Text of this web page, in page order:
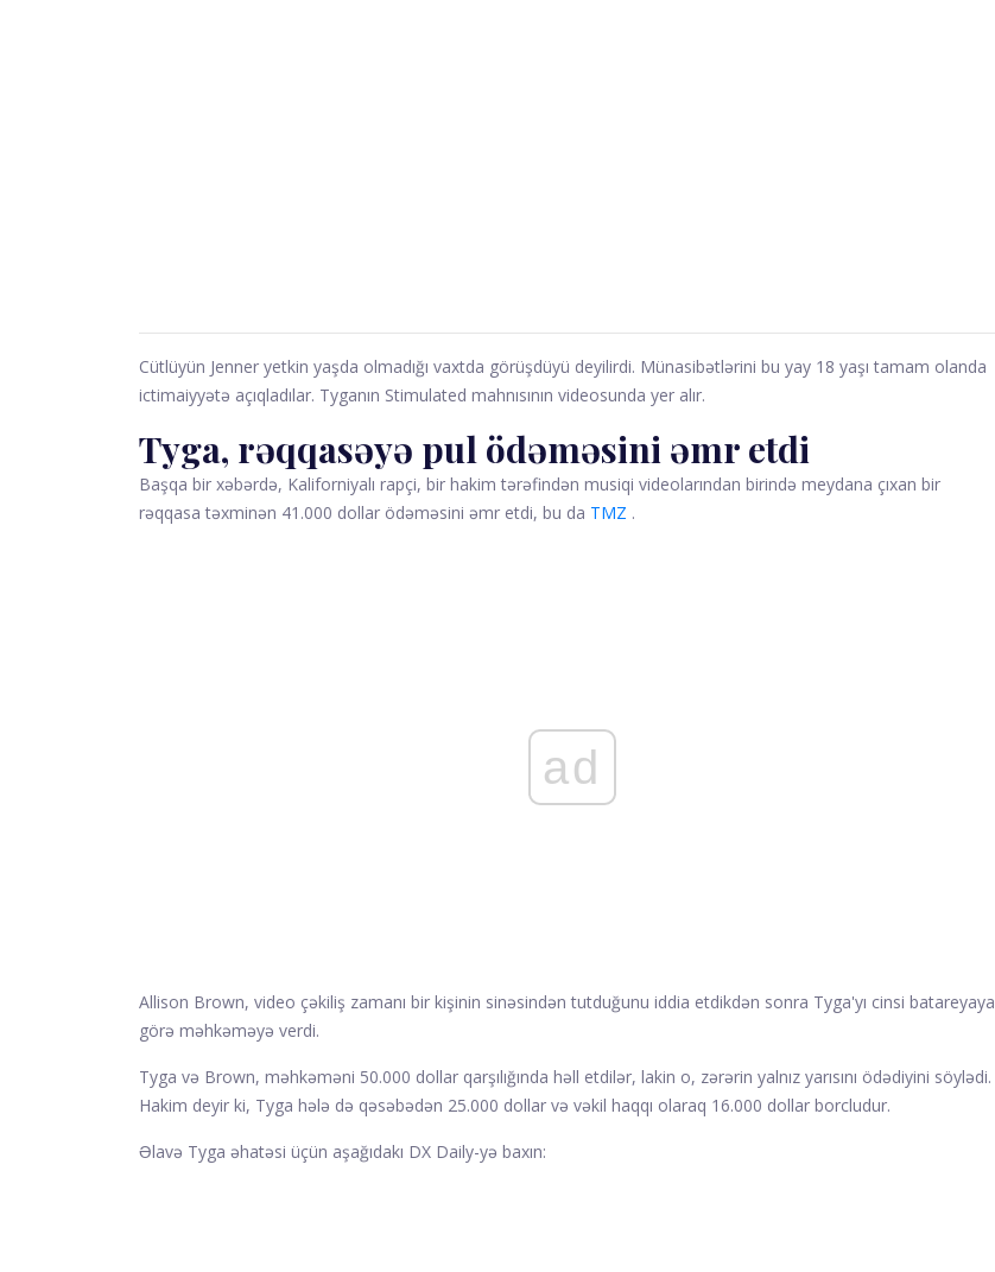
Cütlüyün Jenner yetkin yaşda olmadığı vaxtda görüşdüyü deyilirdi. Münasibətlərini bu yay 18 yaşı tamam olanda
ictimaiyyətə açıqladılar. Tyganın Stimulated mahnısının videosunda yer alır.
Tyga, rəqqasəyə pul ödəməsini əmr etdi
Başqa bir xəbərdə, Kaliforniyalı rapçi, bir hakim tərəfindən musiqi videolarından birində meydana çıxan bir
rəqqasa təxminən 41.000 dollar ödəməsini əmr etdi, bu da TMZ .
ad
Allison Brown, video çəkiliş zamanı bir kişinin sinəsindən tutduğunu iddia etdikdən sonra Tyga'yı cinsi batareyaya
görə məhkəməyə verdi.
Tyga və Brown, məhkəməni 50.000 dollar qarşılığında həll etdilər, lakin o, zərərin yalnız yarısını ödədiyini söylədi.
Hakim deyir ki, Tyga hələ də qəsəbədən 25.000 dollar və vəkil haqqı olaraq 16.000 dollar borcludur.
Əlavə Tyga əhatəsi üçün aşağıdakı DX Daily-yə baxın: